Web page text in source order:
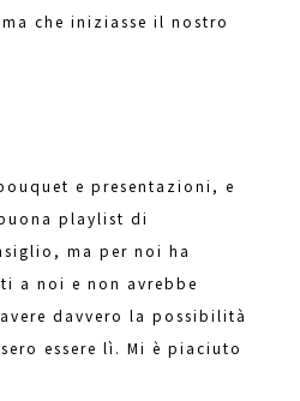
che iniziasse il nostro
e presentazioni, e
playlist di
ma per noi ha
a noi e non avrebbe
davvero la possibilità
essere lì. Mi è piaciuto